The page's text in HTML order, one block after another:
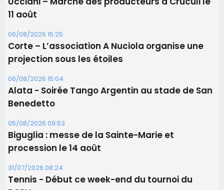
Les brèves
06/08/2026 15:57
Ucciani – Marché des producteurs à Cruculi le
11 août
06/08/2026 15:25
Corte – L’association A Nuciola organise une
projection sous les étoiles